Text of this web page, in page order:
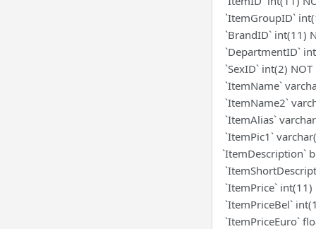
`ItemGroupID`
`BrandID` int(11)
`DepartmentID`
`SexID` int(2) NOT
`ItemName`
`ItemName2`
`ItemAlias`
`ItemPic1`
`ItemDescription`
`ItemPrice` int(11)
`ItemPriceBel`
`ItemPriceEuro`